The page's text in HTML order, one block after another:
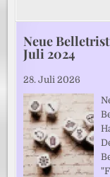
Neue
Juli 2024
28. Juli 2026